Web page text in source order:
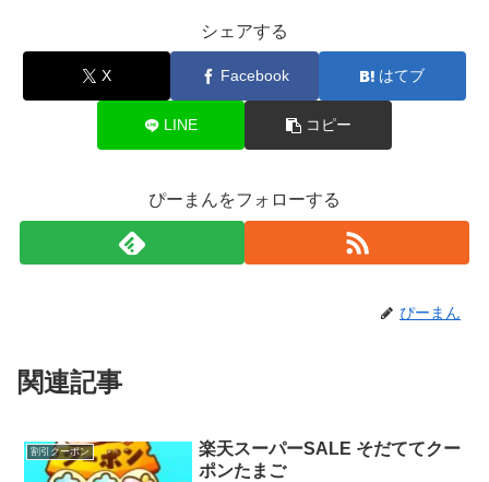
シェアする
X Facebook はてブ
LINE コピー
ぴーまんをフォローする
ぴーまん
関連記事
割引クーポン
楽天スーパーSALE そだててクー
ポンたまご